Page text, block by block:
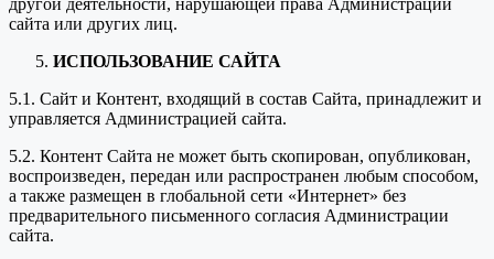
другой деятельности, нарушающей права Администрации
сайта или других лиц.
ИСПОЛЬЗОВАНИЕ САЙТА
5.1. Сайт и Контент, входящий в состав Сайта, принадлежит и
управляется Администрацией сайта.
5.2. Контент Сайта не может быть скопирован, опубликован,
воспроизведен, передан или распространен любым способом,
а также размещен в глобальной сети «Интернет» без
предварительного письменного согласия Администрации
сайта.